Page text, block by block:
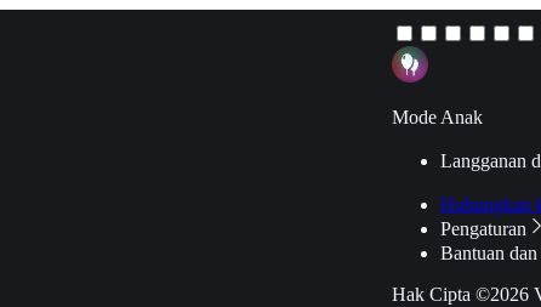
Mode Anak
Langganan
Hubungkan
Pengaturan
Bantuan
Hak Cipta ©2026